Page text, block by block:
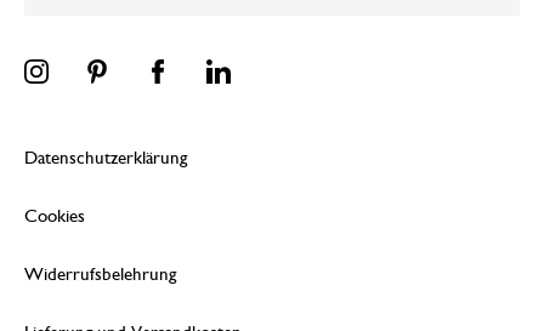
Datenschutzerklärung
Cookies
Widerrufsbelehrung